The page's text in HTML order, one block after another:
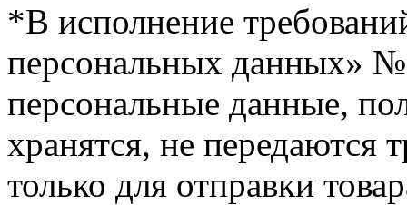
*В исполнение
персональных данных»
персональные данные,
хранятся, не передаются
только для отправки